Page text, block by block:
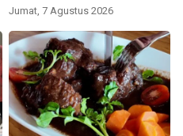
Jumat, 7 Agustus 2026